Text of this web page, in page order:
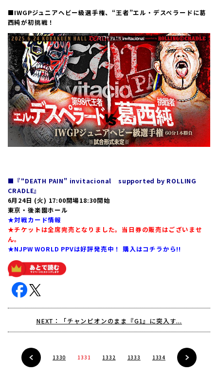
■IWGPジュニアヘビー級選手権、“王者”エル・デスペラードに葛
西純が初挑戦！
■『"DEATH PAIN" invitacional supported by ROLLING
CRADLE』
6月24日 (火) 17:00開場18:30開始
東京・後楽園ホール
★対戦カード情報
★チケットは全席完売となりました。当日券の販売はございませ
ん。
★NJPW WORLD PPVは好評発売中！ 購入はコチラから!!
NEXT：「チャンピオンのまま『G1』に突入す...
1330 1331 1332 1333 1334